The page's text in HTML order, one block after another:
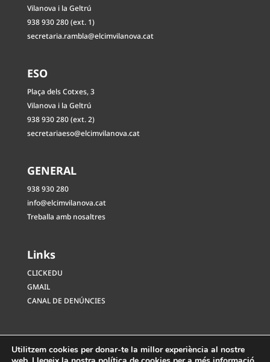
Vilanova i la Geltrú
938 930 280 (ext. 1)
secretaria.rambla@elcimvilanova.cat
ESO
Plaça dels Cotxes, 3
Vilanova i la Geltrú
938 930 280 (ext. 2)
secretariaeso@elcimvilanova.cat
GENERAL
938 930 280
info@elcimvilanova.cat
Treballa amb nosaltres
Links
CLICKEDU
GMAIL
CANAL DE DENÚNCIES
Utilitzem cookies per donar-te la millor experiència al nostre